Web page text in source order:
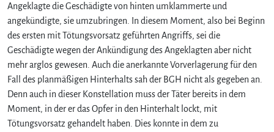
Angeklagte die Geschädigte von hinten umklammerte und
angekündigte, sie umzubringen. In diesem Moment, also bei Beginn
des ersten mit Tötungsvorsatz geführten Angriffs, sei die
Geschädigte wegen der Ankündigung des Angeklagten aber nicht
mehr arglos gewesen. Auch die anerkannte Vorverlagerung für den
Fall des planmäßigen Hinterhalts sah der BGH nicht als gegeben an.
Denn auch in dieser Konstellation muss der Täter bereits in dem
Moment, in der er das Opfer in den Hinterhalt lockt, mit
Tötungsvorsatz gehandelt haben. Dies konnte in dem zu